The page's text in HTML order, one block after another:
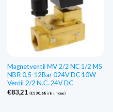
Magnetventil MV 2/2 NC 1/2 MS
NBR 0,5-12Bar 024V DC 10W
Ventil 2/2 N.C. 24V DC
€83,21 (€100,68inkl. moms)